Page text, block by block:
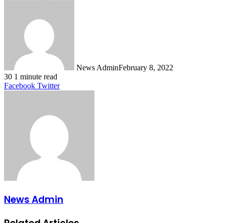
News AdminFebruary 8, 2022
30 1 minute read
Facebook TwitterLinkedIn
Tumblr
Pinterest
Reddit
VKontakte
Share
Print
News Admin